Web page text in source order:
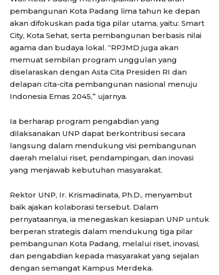
pembangunan Kota Padang lima tahun ke depan
akan difokuskan pada tiga pilar utama, yaitu: Smart
City, Kota Sehat, serta pembangunan berbasis nilai
agama dan budaya lokal. “RPJMD juga akan
memuat sembilan program unggulan yang
diselaraskan dengan Asta Cita Presiden RI dan
delapan cita-cita pembangunan nasional menuju
Indonesia Emas 2045,” ujarnya.
Ia berharap program pengabdian yang
dilaksanakan UNP dapat berkontribusi secara
langsung dalam mendukung visi pembangunan
daerah melalui riset, pendampingan, dan inovasi
yang menjawab kebutuhan masyarakat.
Rektor UNP, Ir. Krismadinata, Ph.D., menyambut
baik ajakan kolaborasi tersebut. Dalam
pernyataannya, ia menegaskan kesiapan UNP untuk
berperan strategis dalam mendukung tiga pilar
pembangunan Kota Padang, melalui riset, inovasi,
dan pengabdian kepada masyarakat yang sejalan
dengan semangat Kampus Merdeka.